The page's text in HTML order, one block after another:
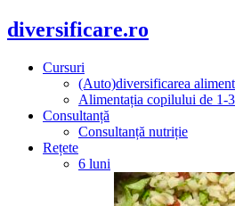
diversificare.ro
Cursuri
(Auto)diversificarea
Alimentația copilului de 1-
Consultanță
Consultanță nutriție
Rețete
6 luni